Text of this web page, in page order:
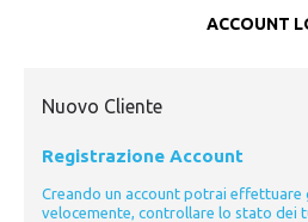
ACCOUNT
Nuovo Cliente
Registrazione Account
Creando un account potrai effettuare
velocemente, controllare lo stato dei